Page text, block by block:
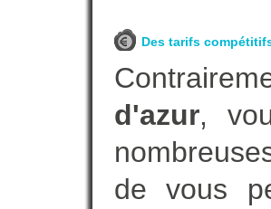
Des tarifs
d'azur,
de vous